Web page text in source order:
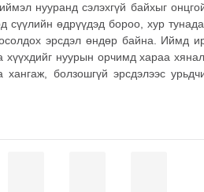
нууранд сэлэхгүй байхыг
сүүлийн өдрүүдэд бороо, хур
эрсдэл өндөр байна. Иймд
нуурын орчимд хараа
болзошгүй эрсдэлээс